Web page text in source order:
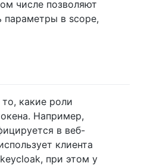
числе позволяют
параметры в scope,
какие роли
Например,
в веб-
клиента
при этом у